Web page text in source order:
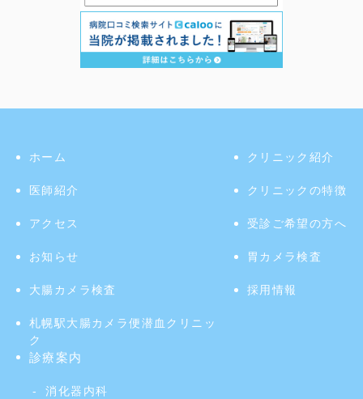
ホーム クリニック紹介
医師紹介 クリニックの特徴
アクセス 受診ご希望の方へ
お知らせ 胃カメラ検査
大腸カメラ検査 採用情報
札幌駅大腸カメラ便潜血クリニッ
ク
診療案内
消化器内科